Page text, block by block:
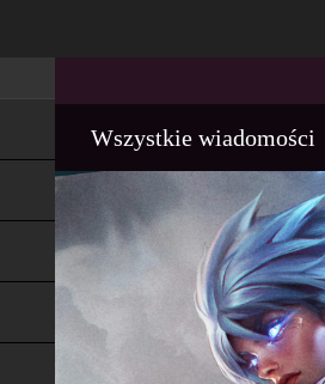
Wszystkie wiadomości
NEW